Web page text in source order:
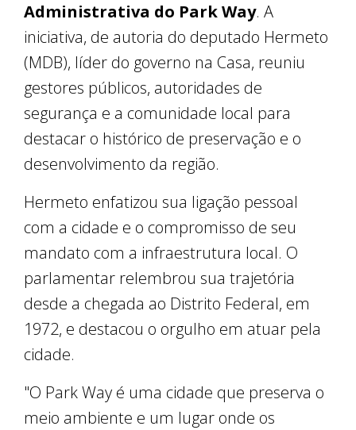
Administrativa do Park Way. A
iniciativa, de autoria do deputado Hermeto
(MDB), líder do governo na Casa, reuniu
gestores públicos, autoridades de
segurança e a comunidade local para
destacar o histórico de preservação e o
desenvolvimento da região.
Hermeto enfatizou sua ligação pessoal
com a cidade e o compromisso de seu
mandato com a infraestrutura local. O
parlamentar relembrou sua trajetória
desde a chegada ao Distrito Federal, em
1972, e destacou o orgulho em atuar pela
cidade.
"O Park Way é uma cidade que preserva o
meio ambiente e um lugar onde os